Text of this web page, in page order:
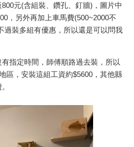
元(含組裝、鑽孔、釘牆)，圖片中
，另外再加上車馬費(500~2000不
過裝多組有優惠，所以還是可以問我
指定時間，師傅順路過去裝，所以
區，安裝這組工資約$5600，其他縣